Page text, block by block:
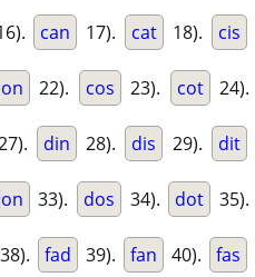
can 17). cat 18). cis
22). cos 23). cot 24).
din 28). dis 29). dit
33). dos 34). dot 35).
38). fad 39). fan 40). fas